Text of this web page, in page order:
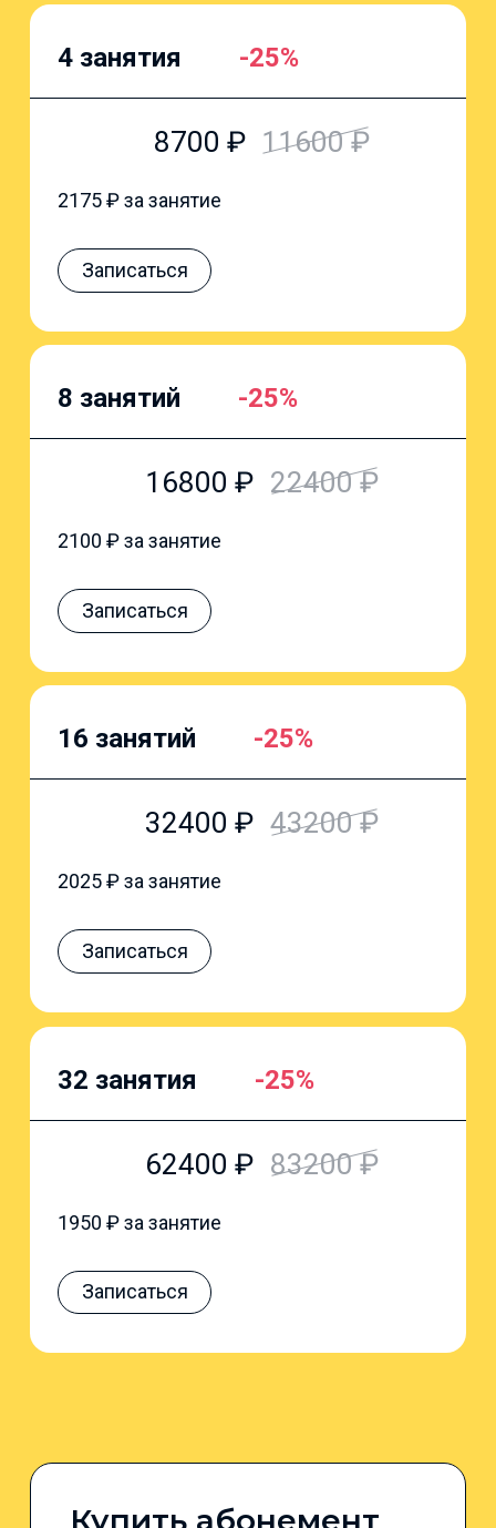
4 занятия -25%
8700 ₽ 11600₽
2175₽ за занятие
Записаться
8 занятий -25%
16800 ₽ 22400₽
2100 ₽ за занятие
Записаться
16 занятий -25%
32400 ₽ 43200₽
2025₽ за занятие
Записаться
32 занятия -25%
62400 ₽ 83200₽
1950 ₽ за занятие
Записаться
Купить абонемент